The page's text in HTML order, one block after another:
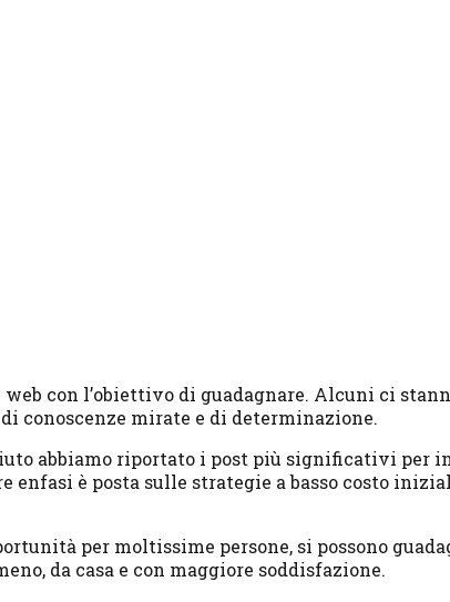
con l’obiettivo di guadagnare. Alcuni ci
conoscenze mirate e di determinazione.
abbiamo riportato i post più significativi per
è posta sulle strategie a basso costo
per moltissime persone, si possono
da casa e con maggiore soddisfazione.